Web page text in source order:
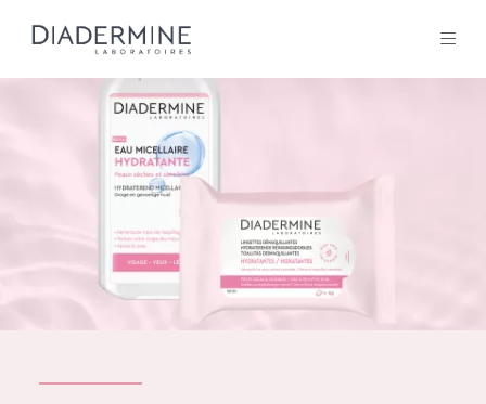
TOUS LES PRODUIT
Tous les Produit
Composition
Conseils Beauté